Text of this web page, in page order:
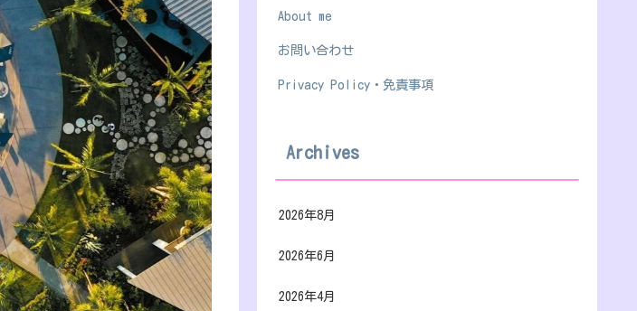
About me
お問い合わせ
Privacy Policy・免責事項
Archives
2026年8月
2026年6月
2026年4月